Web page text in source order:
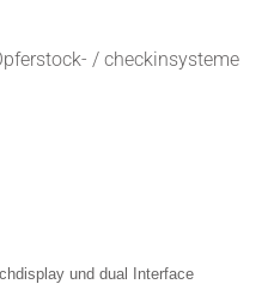
/ checkinsysteme
und dual Interface